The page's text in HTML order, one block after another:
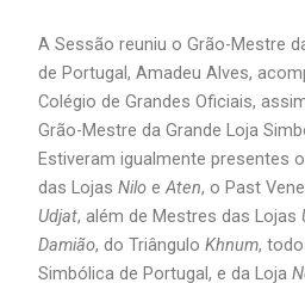
A Sessão reuniu o Grão-Mestre
de Portugal, Amadeu Alves,
Colégio de Grandes Oficiais,
Grão-Mestre da Grande Loja
Estiveram igualmente presentes
das LojasNilo eAten, o Past
Udjat, além de Mestres das Lojas
Damião, do TriânguloKhnum,
Simbólica de Portugal, e da Loja